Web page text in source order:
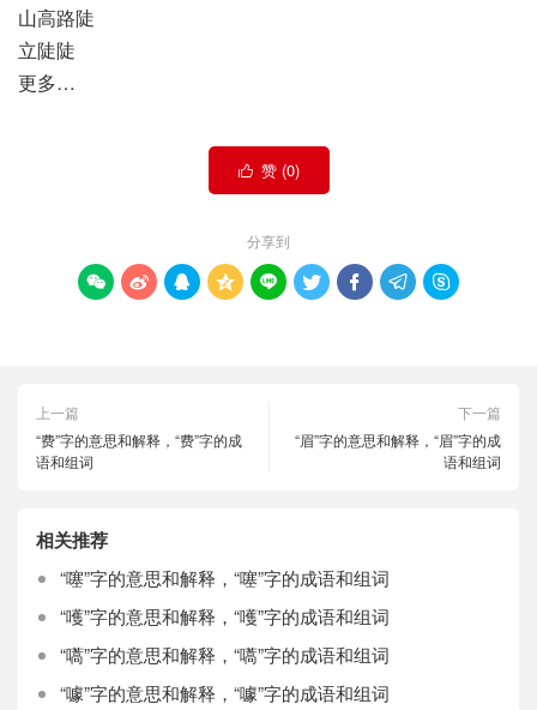
山高路陡
立陡陡
更多…
 赞 (0)
分享到
        
上一篇
“费”字的意思和解释，“费”字的成
语和组词
下一篇
“眉”字的意思和解释，“眉”字的成
语和组词
相关推荐
“噻”字的意思和解释，“噻”字的成语和组词
“嚄”字的意思和解释，“嚄”字的成语和组词
“嚆”字的意思和解释，“嚆”字的成语和组词
“噱”字的意思和解释，“噱”字的成语和组词